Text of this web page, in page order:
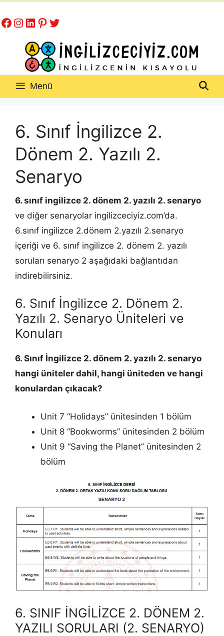
atla
Facebook
Instagram
LinkedIn
Pinterest
Twitter
Menü
6. Sınıf İngilizce 2.
Dönem 2. Yazılı 2.
Senaryo
6. sınıf ingilizce 2. dönem 2. yazılı 2. senaryo
ve diğer senaryolar ingilizceciyiz.com’da.
6.sınıf ingilizce 2.dönem 2.yazılı 2.senaryo
içeriği ve 6. sınıf ingilizce 2. dönem 2. yazılı
soruları senaryo 2 aşağıdaki bağlantıdan
indirebilirsiniz.
6. Sınıf İngilizce 2. Dönem 2.
Yazılı 2. Senaryo Üniteleri ve
Konuları
6. Sınıf İngilizce 2. dönem 2. yazılı 2. senaryo
hangi üniteler dahil, hangi üniteden ve hangi
konulardan çıkacak?
Unit 7 “Holidays” ünitesinden 1 bölüm
Unit 8 “Bookworms” ünitesinden 2 bölüm
Unit 9 “Saving the Planet” ünitesinden 2
bölüm
6. SINIF İNGİLİZCE 2. DÖNEM 2.
YAZILI SORULARI (2. SENARYO)